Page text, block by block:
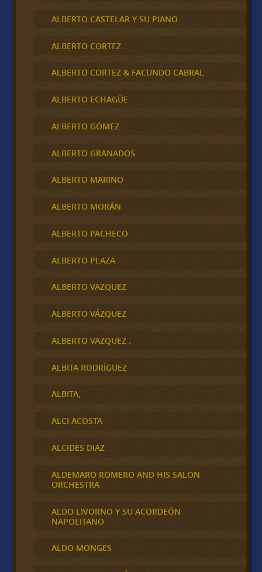
ALBERTO CASTELAR Y SU PIANO
ALBERTO CORTEZ
ALBERTO CORTEZ & FACUNDO CABRAL
ALBERTO ECHAGÜE
ALBERTO GÓMEZ
ALBERTO GRANADOS
ALBERTO MARINO
ALBERTO MORÁN
ALBERTO PACHECO
ALBERTO PLAZA
ALBERTO VAZQUEZ
ALBERTO VÁZQUEZ
ALBERTO VAZQUEZ .
ALBITA RODRÍGUEZ
ALBITA,
ALCI ACOSTA
ALCIDES DIAZ
ALDEMARO ROMERO AND HIS SALON
ORCHESTRA
ALDO LIVORNO Y SU ACORDEÓN
NAPOLITANO
ALDO MONGES